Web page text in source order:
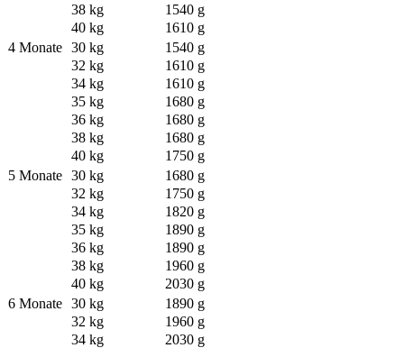
38 kg
1540 g
40 kg
1610 g
4 Monate 30 kg
1540 g
32 kg
1610 g
34 kg
1610 g
35 kg
1680 g
36 kg
1680 g
38 kg
1680 g
40 kg
1750 g
5 Monate 30 kg
1680 g
32 kg
1750 g
34 kg
1820 g
35 kg
1890 g
36 kg
1890 g
38 kg
1960 g
40 kg
2030 g
6 Monate 30 kg
1890 g
32 kg
1960 g
34 kg
2030 g